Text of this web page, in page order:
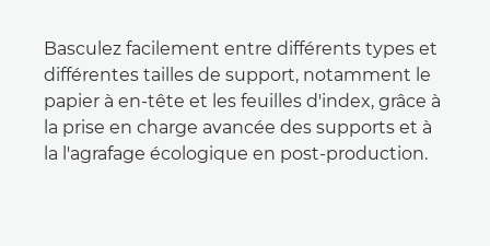
Basculez facilement entre différents types et
différentes tailles de support, notamment le
papier à en-tête et les feuilles d'index, grâce à
la prise en charge avancée des supports et à
la l'agrafage écologique en post-production.